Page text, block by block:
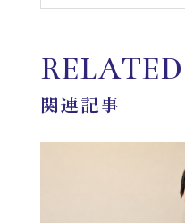
RELATED
関連記事